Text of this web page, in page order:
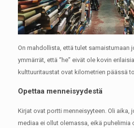
On mahdollista, että tulet samaistumaan
ymmärrät, että “he” eivät ole kovin
kulttuuritaustat ovat kilometrien päässä
Opettaa menneisyydestä
Kirjat ovat portti menneisyyteen. Oli aika,
mediaa ei ollut olemassa, eikä puhelimia